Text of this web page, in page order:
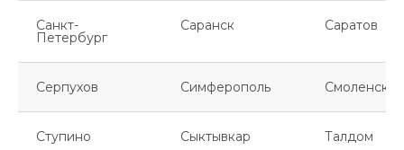
Санкт-
Петербург
Саранск Саратов
Серпухов Симферополь Смоленск
Ступино Сыктывкар Талдом